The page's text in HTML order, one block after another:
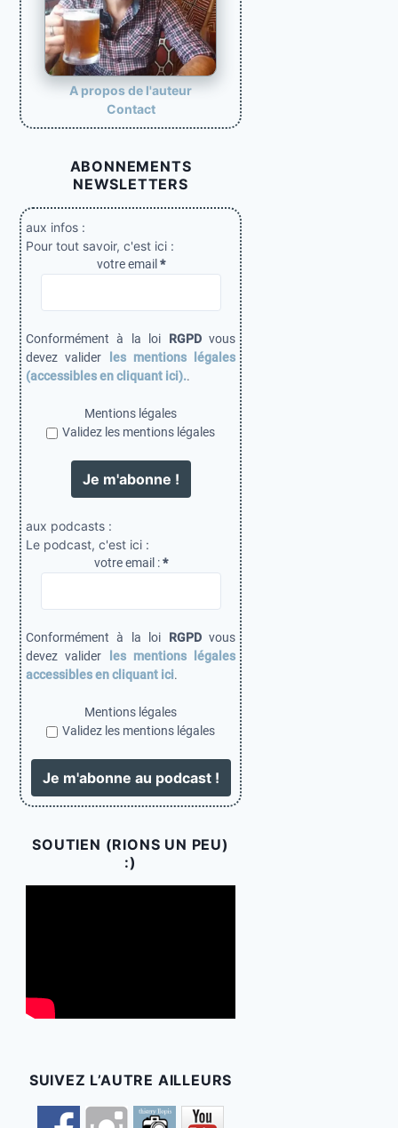
o
n
d
e
s
c
a
o
n
s
A propos de l'auteur
Contact
ABONNEMENTS
NEWSLETTERS
aux infos :
Pour tout savoir, c'est ici :
votre email *
Conformément à la loi RGPDvous
devez valider
les mentions légales
(accessibles en cliquant ici)..
Mentions légales
Validez les mentions légales
aux podcasts :
Le podcast, c'est ici :
votre email :*
Conformément à la loi RGPDvous
devez valider
les mentions légales
accessibles en cliquant ici.
Mentions légales
Validez les mentions légales
SOUTIEN (RIONS UN PEU)
:)
SUIVEZ L’AUTRE AILLEURS